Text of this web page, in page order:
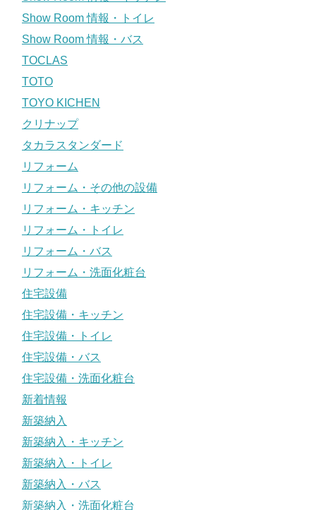
Show Room 情報・トイレ
Show Room 情報・バス
TOCLAS
TOTO
TOYO KICHEN
クリナップ
タカラスタンダード
リフォーム
リフォーム・その他の設備
リフォーム・キッチン
リフォーム・トイレ
リフォーム・バス
リフォーム・洗面化粧台
住宅設備
住宅設備・キッチン
住宅設備・トイレ
住宅設備・バス
住宅設備・洗面化粧台
新着情報
新築納入
新築納入・キッチン
新築納入・トイレ
新築納入・バス
新築納入・洗面化粧台